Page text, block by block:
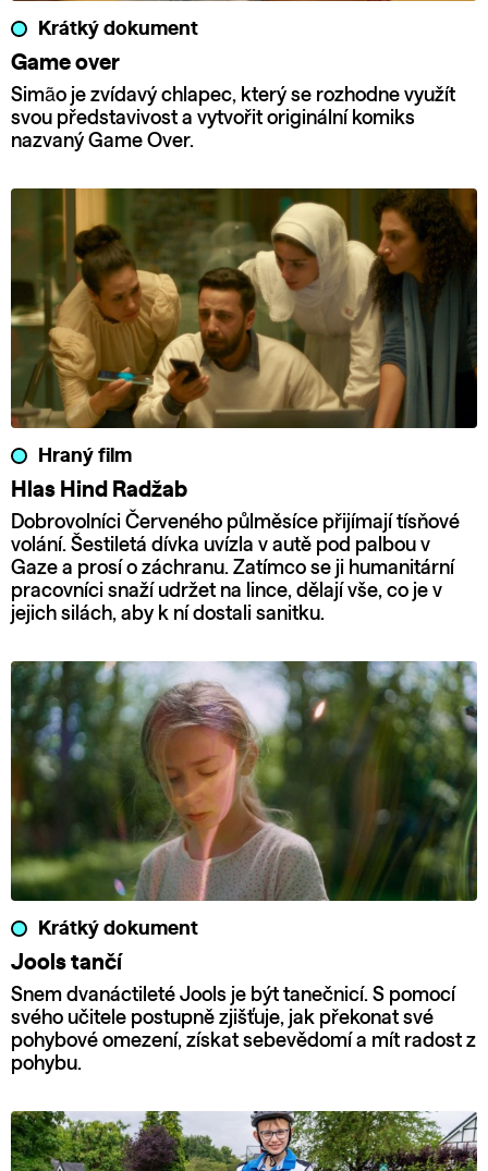
Krátký dokument
Game over
Simão je zvídavý chlapec, který se rozhodne využít
svou představivost a vytvořit originální komiks
nazvaný Game Over.
Hraný film
Hlas Hind Radžab
Dobrovolníci Červeného půlměsíce přijímají tísňové
volání. Šestiletá dívka uvízla v autě pod palbou v
Gaze a prosí o záchranu. Zatímco se ji humanitární
pracovníci snaží udržet na lince, dělají vše, co je v
jejich silách, aby k ní dostali sanitku.
Krátký dokument
Jools tančí
Snem dvanáctileté Jools je být tanečnicí. S pomocí
svého učitele postupně zjišťuje, jak překonat své
pohybové omezení, získat sebevědomí a mít radost z
pohybu.